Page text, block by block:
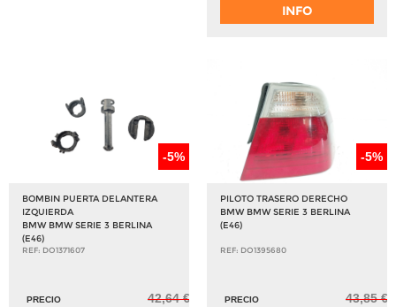
INFO
-5%
BOMBIN PUERTA DELANTERA
IZQUIERDA
BMW BMW SERIE 3 BERLINA
(E46)
REF: DO1371607
PRECIO
42,64 €
-5%
PILOTO TRASERO DERECHO
BMW BMW SERIE 3 BERLINA
(E46)
REF: DO1395680
PRECIO
43,85 €